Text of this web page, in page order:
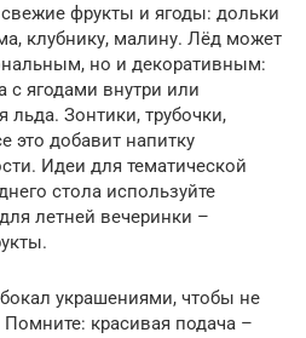
фрукты и ягоды: дольки
клубнику, малину. Лёд может
но и декоративным:
с ягодами внутри или
Зонтики, трубочки,
это добавит напитку
Идеи для тематической
стола используйте
летней вечеринки –
украшениями, чтобы не
Помните: красивая подача –